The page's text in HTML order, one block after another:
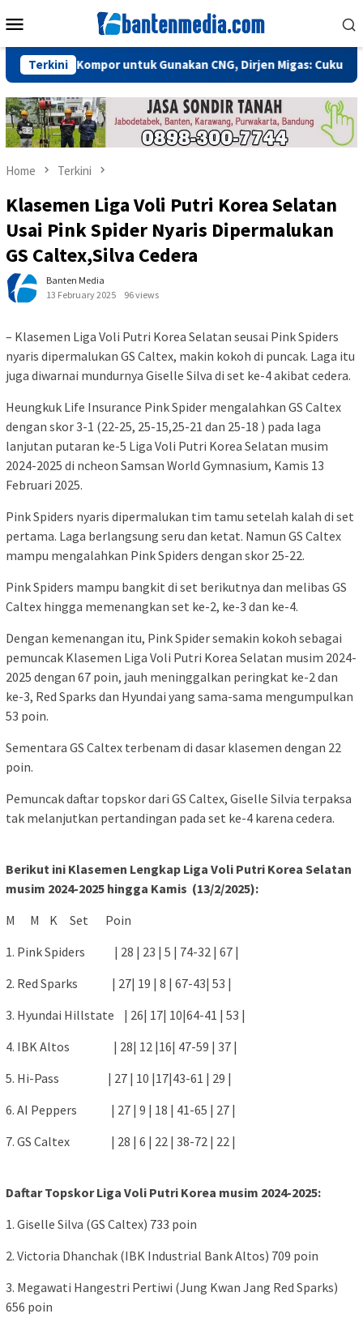
to
Menu
Terkini
Kompor untuk Gunakan CNG, Dirjen Migas: Cukup Plug and
Home Terkini
Klasemen Liga Voli Putri Korea Selatan
Usai Pink Spider Nyaris Dipermalukan
GS Caltex,Silva Cedera
Banten Media
13 February 2025
96 views
– Klasemen Liga Voli Putri Korea Selatan seusai Pink Spiders
nyaris dipermalukan GS Caltex, makin kokoh di puncak. Laga itu
juga diwarnai mundurnya Giselle Silva di set ke-4 akibat cedera.
Heungkuk Life Insurance Pink Spider mengalahkan GS Caltex
dengan skor 3-1 (22-25, 25-15,25-21 dan 25-18 ) pada laga
lanjutan putaran ke-5 Liga Voli Putri Korea Selatan musim
2024-2025 di ncheon Samsan World Gymnasium, Kamis 13
Februari 2025.
Pink Spiders nyaris dipermalukan tim tamu setelah kalah di set
pertama. Laga berlangsung seru dan ketat. Namun GS Caltex
mampu mengalahkan Pink Spiders dengan skor 25-22.
Pink Spiders mampu bangkit di set berikutnya dan melibas GS
Caltex hingga memenangkan set ke-2, ke-3 dan ke-4.
Dengan kemenangan itu, Pink Spider semakin kokoh sebagai
pemuncak Klasemen Liga Voli Putri Korea Selatan musim 2024-
2025 dengan 67 poin, jauh meninggalkan peringkat ke-2 dan
ke-3, Red Sparks dan Hyundai yang sama-sama mengumpulkan
53 poin.
Sementara GS Caltex terbenam di dasar klasemen dengan 22
poin.
Pemuncak daftar topskor dari GS Caltex, Giselle Silvia terpaksa
tak melanjutkan pertandingan pada set ke-4 karena cedera.
Berikut ini Klasemen Lengkap Liga Voli Putri Korea Selatan
musim 2024-2025 hingga Kamis (13/2/2025):
M M K Set Poin
1. Pink Spiders | 28 | 23 | 5 | 74-32 | 67 |
2. Red Sparks | 27| 19 | 8 | 67-43| 53 |
3. Hyundai Hillstate | 26| 17| 10|64-41 | 53 |
4. IBK Altos | 28| 12 |16| 47-59 | 37 |
5. Hi-Pass | 27 | 10 |17|43-61 | 29 |
6. AI Peppers | 27 | 9 | 18 | 41-65 | 27 |
7. GS Caltex | 28 | 6 | 22 | 38-72 | 22 |
Daftar Topskor Liga Voli Putri Korea musim 2024-2025:
1. Giselle Silva (GS Caltex) 733 poin
2. Victoria Dhanchak (IBK Industrial Bank Altos) 709 poin
3. Megawati Hangestri Pertiwi (Jung Kwan Jang Red Sparks)
656 poin